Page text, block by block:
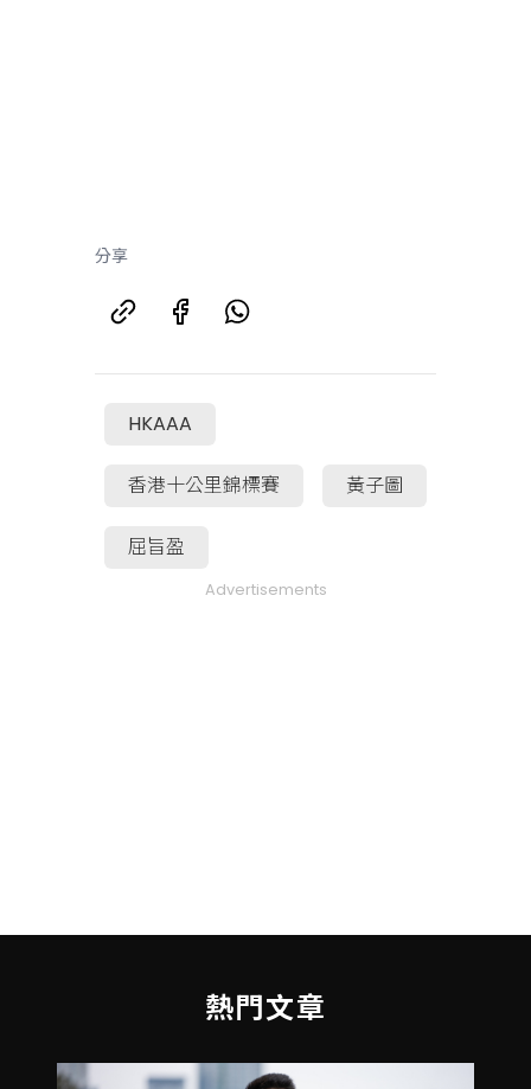
分享
HKAAA
香港十公里錦標賽 黃子圖
屈旨盈
Advertisements
熱門文章